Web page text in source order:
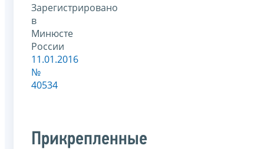
Зарегистрировано
в
Минюсте
России
11.01.2016
№
40534
Прикрепленные